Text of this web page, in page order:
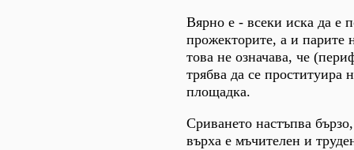
Вярно е - всеки иска да е
прожекторите, а и парите
това не означава, че
трябва да се проституира
площадка.
Сриването настъпва
върха е мъчителен и